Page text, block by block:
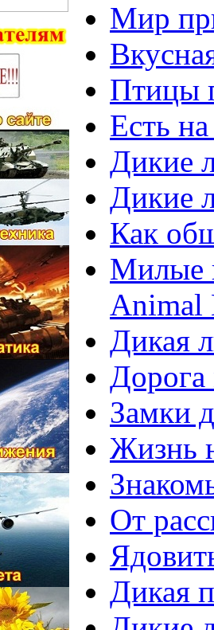
Мир
Птицы
Есть
Дикие
Дикие
Как
Милые
Animal
Дикая
Дорога
Замки
Жизнь
От
Дикая